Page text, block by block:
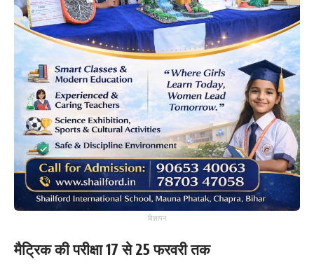
विज्ञापन
मैट्रिक की परीक्षा 17 से 25 फरवरी तक